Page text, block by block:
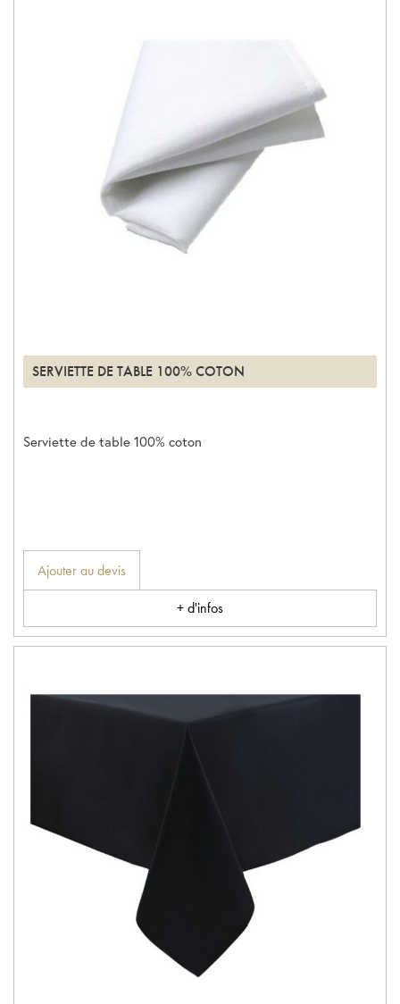
SERVIETTE DE TABLE 100% COTON
Serviette de table 100% coton
Ajouter au devis
+ d'infos